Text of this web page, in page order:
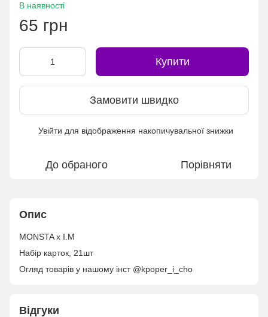
В наявності
65 грн
Купити
Замовити швидко
Увійти для відображення накопичувальної знижки
До обраного Порівняти
Опис
MONSTA x I.M
Набір карток, 21шт
Огляд товарів у нашому інст @kpoper_i_cho
Відгуки